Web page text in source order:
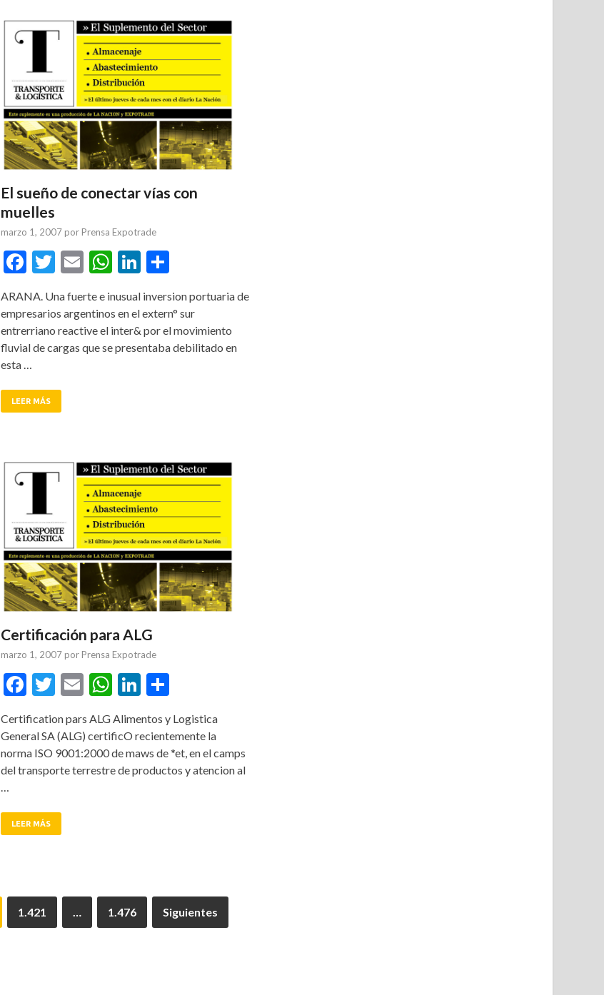
El sueño de conectar vías con
muelles
marzo 1, 2007 por Prensa Expotrade
Facebook
Twitter
EmailWhatsApp
LinkedIn
ARANA. Una fuerte e inusual inversion portuaria de
empresarios argentinos en el extern° sur
entrerriano reactive el inter& por el movimiento
fluvial de cargas que se presentaba debilitado en
esta …
LEER MÁS
Certificación para ALG
marzo 1, 2007 por Prensa Expotrade
Facebook
Twitter
EmailWhatsApp
LinkedIn
Certification pars ALG Alimentos y Logistica
General SA (ALG) certificO recientemente la
norma ISO 9001:2000 de maws de *et, en el camps
del transporte terrestre de productos y atencion al
…
LEER MÁS
1.421 … 1.476 Siguientes